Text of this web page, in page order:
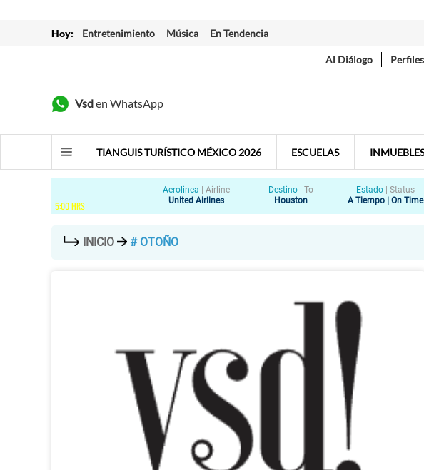
Hoy: Entretenimiento Música En Tendencia
Al Diálogo Perfiles
Vsden WhatsApp
TIANGUIS TURÍSTICO MÉXICO 2026 ESCUELAS
5:00HRS
Aerolinea
Airline
United Airlines
Destino
To
Houston
Estado
Status
A Tiempo | On Time
INICIO # OTOÑO